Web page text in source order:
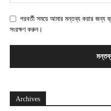
পরবর্তী সময়ে আমার মন্তব্য করার জন্য
সংরক্ষণ করুন।
Archives